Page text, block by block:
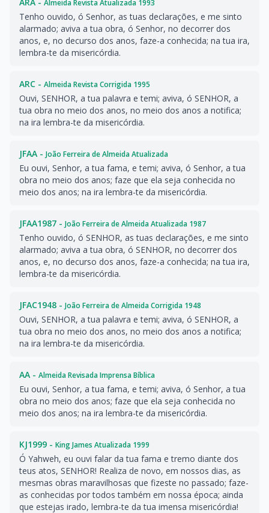
Almeida Revista Atualizada 1993
Tenho ouvido, ó Senhor, as tuas declarações, e me sinto
alarmado; aviva a tua obra, ó Senhor, no decorrer dos
anos, e, no decurso dos anos, faze-a conhecida; na tua ira,
lembra-te da misericórdia.
ARC - Almeida Revista Corrigida 1995
Ouvi, SENHOR, a tua palavra e temi; aviva, ó SENHOR, a
tua obra no meio dos anos, no meio dos anos a notifica;
na ira lembra-te da misericórdia.
JFAA - João Ferreira de Almeida Atualizada
Eu ouvi, Senhor, a tua fama, e temi; aviva, ó Senhor, a tua
obra no meio dos anos; faze que ela seja conhecida no
meio dos anos; na ira lembra-te da misericórdia.
JFAA1987 - João Ferreira de Almeida Atualizada 1987
Tenho ouvido, ó SENHOR, as tuas declarações, e me sinto
alarmado; aviva a tua obra, ó SENHOR, no decorrer dos
anos, e, no decurso dos anos, faze-a conhecida; na tua ira,
lembra-te da misericórdia.
JFAC1948 - João Ferreira de Almeida Corrigida 1948
Ouvi, SENHOR, a tua palavra e temi; aviva, ó SENHOR, a
tua obra no meio dos anos, no meio dos anos a notifica;
na ira lembra-te da misericórdia.
AA - Almeida Revisada Imprensa Bíblica
Eu ouvi, Senhor, a tua fama, e temi; aviva, ó Senhor, a tua
obra no meio dos anos; faze que ela seja conhecida no
meio dos anos; na ira lembra-te da misericórdia.
KJ1999 - King James Atualizada 1999
Ó Yahweh, eu ouvi falar da tua fama e tremo diante dos
teus atos, SENHOR! Realiza de novo, em nossos dias, as
mesmas obras maravilhosas que fizeste no passado; faze-
as conhecidas por todos também em nossa época; ainda
que estejas irado, lembra-te da tua imensa misericórdia!